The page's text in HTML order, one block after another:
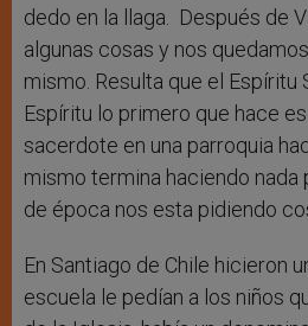
dedo en la llaga. Después de
algunas cosas y nos
mismo. Resulta que el Espíritu
Espíritu lo primero que hace
sacerdote en una parroquia
mismo termina haciendo
de época nos esta pidiendo
En Santiago de Chile hicieron
escuela le pedían a los niños